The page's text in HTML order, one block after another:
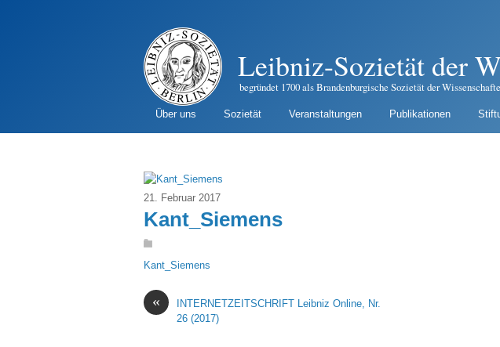
Leibniz-Sozietät der
begründet 1700 als Brandenburgische Sozietät der
Über uns Sozietät Veranstaltungen Publikationen
21. Februar 2017
Kant_Siemens
Kant_Siemens
«
INTERNETZEITSCHRIFT Leibniz Online, Nr.
26 (2017)